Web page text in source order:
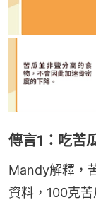
傳言1：吃苦
Mandy解釋，
資料，100克